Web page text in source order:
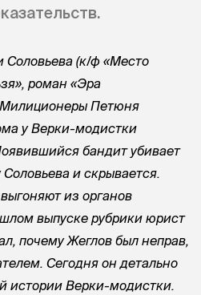
(к/ф «Место
роман «Эра
Петюня
у Верки-модистки
бандит убивает
Соловьева и скрывается.
из органов
выпуске рубрики юрист
почему Жеглов был неправ,
Сегодня он детально
истории Верки-модистки.